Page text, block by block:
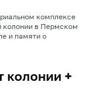
комплексе
колонии в Пермском
и памяти о
колонии +